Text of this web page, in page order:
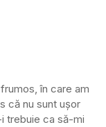
în care am
că nu sunt ușor
trebuie ca să-mi